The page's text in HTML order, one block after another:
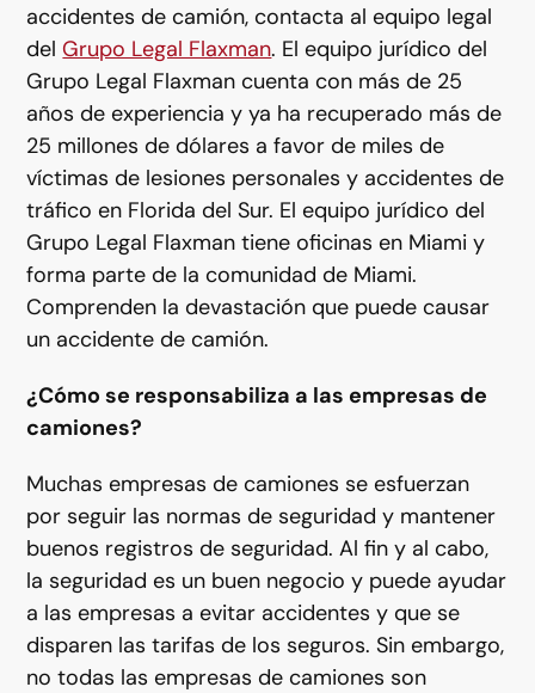
accidentes de camión, contacta al equipo legal
delGrupo Legal Flaxman. El equipo jurídico del
Grupo Legal Flaxman cuenta con más de 25
años de experiencia y ya ha recuperado más de
25 millones de dólares a favor de miles de
víctimas de lesiones personales y accidentes de
tráfico en Florida del Sur. El equipo jurídico del
Grupo Legal Flaxman tiene oficinas en Miami y
forma parte de la comunidad de Miami.
Comprenden la devastación que puede causar
un accidente de camión.
¿Cómo se responsabiliza a las empresas de
camiones?
Muchas empresas de camiones se esfuerzan
por seguir las normas de seguridad y mantener
buenos registros de seguridad. Al fin y al cabo,
la seguridad es un buen negocio y puede ayudar
a las empresas a evitar accidentes y que se
disparen las tarifas de los seguros. Sin embargo,
no todas las empresas de camiones son